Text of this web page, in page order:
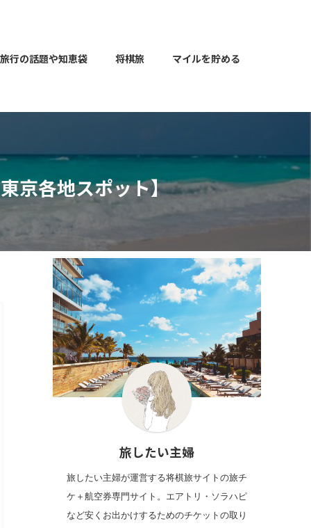
旅行の話題や知恵袋 将棋旅 マイルを貯める
京各地スポット】
旅したい主婦
旅したい主婦が運営する将棋旅サイトの旅チ
ケ＋航空券専門サイト。エアトリ・ソラハピ
など安くお出かけするためのチケットの取り